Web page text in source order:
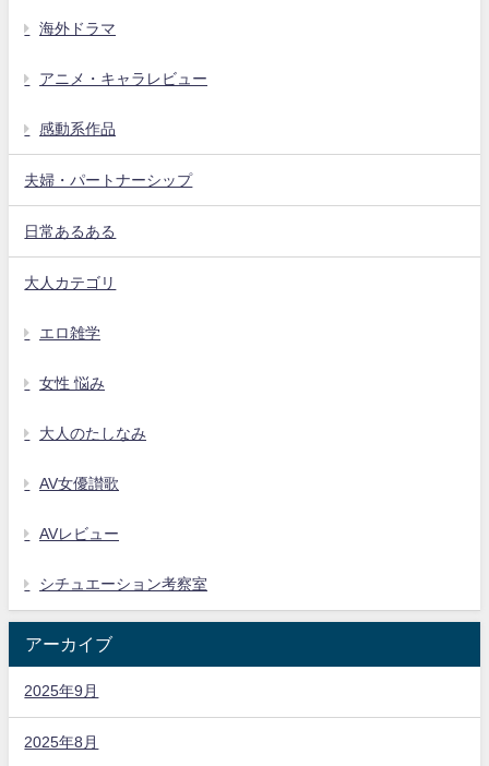
海外ドラマ
アニメ・キャラレビュー
感動系作品
夫婦・パートナーシップ
日常あるある
大人カテゴリ
エロ雑学
女性 悩み
大人のたしなみ
AV女優讃歌
AVレビュー
シチュエーション考察室
アーカイブ
2025年9月
2025年8月